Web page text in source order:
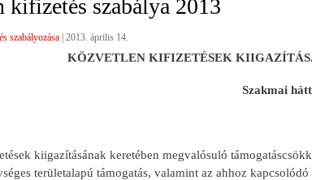
kifizetés szabálya 2013
szabályozása| 2013. április 14.
KÖZVETLEN KIFIZETÉSEK
Szakmai
kiigazításának keretében megvalósuló
területalapú támogatás, valamint az ahhoz